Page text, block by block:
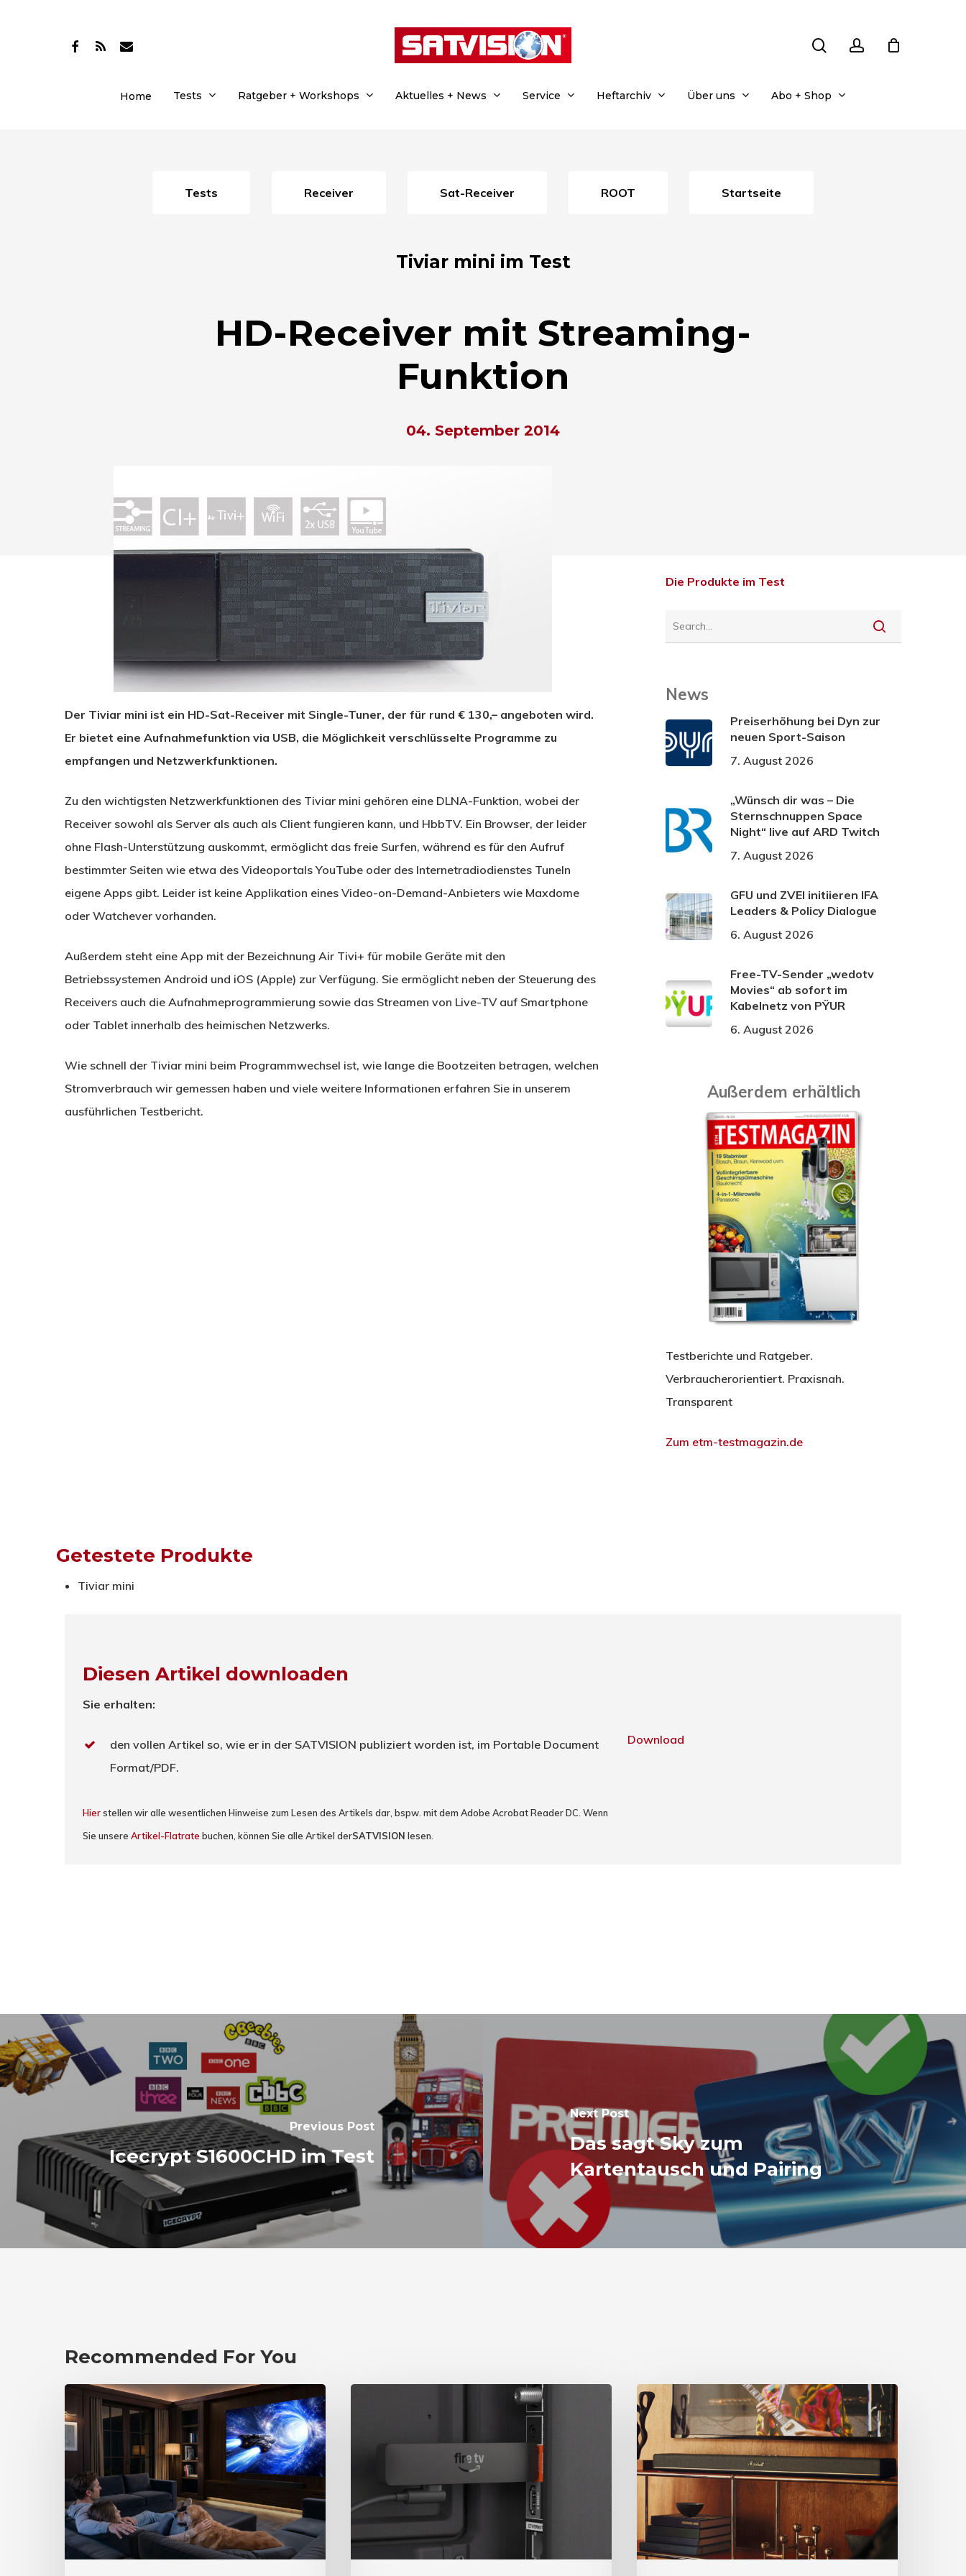
Drücken Sie Enter zum Suchen oder ESC zum Schließen.
facebook
RSS email
Home Tests Ratgeber + Workshops Aktuelles + News Service Heftarchiv Über uns Abo + Shop
Tests Receiver Sat-Receiver ROOT Startseite
Tiviar mini im Test
HD-Receiver mit Streaming-
Funktion
04. September 2014
Der Tiviar mini ist ein HD-Sat-Receiver mit Single-Tuner, der für rund € 130,– angeboten wird.
Er bietet eine Aufnahmefunktion via USB, die Möglichkeit verschlüsselte Programme zu
empfangen und Netzwerkfunktionen.
Zu den wichtigsten Netzwerkfunktionen des Tiviar mini gehören eine DLNA-Funktion, wobei der
Receiver sowohl als Server als auch als Client fungieren kann, und HbbTV. Ein Browser, der leider
ohne Flash-Unterstützung auskommt, ermöglicht das freie Surfen, während es für den Aufruf
bestimmter Seiten wie etwa des Videoportals YouTube oder des Internetradiodienstes TuneIn
eigene Apps gibt. Leider ist keine Applikation eines Video-on-Demand-Anbieters wie Maxdome
oder Watchever vorhanden.
Außerdem steht eine App mit der Bezeichnung Air Tivi+ für mobile Geräte mit den
Betriebssystemen Android und iOS (Apple) zur Verfügung. Sie ermöglicht neben der Steuerung des
Receivers auch die Aufnahmeprogrammierung sowie das Streamen von Live-TV auf Smartphone
oder Tablet innerhalb des heimischen Netzwerks.
Wie schnell der Tiviar mini beim Programmwechsel ist, wie lange die Bootzeiten betragen, welchen
Stromverbrauch wir gemessen haben und viele weitere Informationen erfahren Sie in unserem
ausführlichen Testbericht.
Die Produkte im Test
News
Preiserhöhung bei Dyn zur
neuen Sport-Saison
7. August 2026
„Wünsch dir was – Die
Sternschnuppen Space
Night“ live auf ARD Twitch
7. August 2026
GFU und ZVEI initiieren IFA
Leaders & Policy Dialogue
6. August 2026
Free-TV-Sender „wedotv
Movies“ ab sofort im
Kabelnetz von PŸUR
6. August 2026
Außerdem erhältlich
Testberichte und Ratgeber.
Verbraucherorientiert. Praxisnah.
Transparent
Zum etm-testmagazin.de
Getestete Produkte
Tiviar mini
Diesen Artikel downloaden
Sie erhalten:
den vollen Artikel so, wie er in der SATVISION publiziert worden ist, im Portable Document
Format/PDF.
Hierstellen wir alle wesentlichen Hinweise zum Lesen des Artikels dar, bspw. mit dem Adobe Acrobat Reader DC. Wenn
Sie unsere Artikel-Flatrate buchen, können Sie alle Artikel derSATVISION lesen.
Download
Previous Post
Icecrypt S1600CHD im Test
Next Post
Das sagt Sky zum
Kartentausch und Pairing
Recommended For You